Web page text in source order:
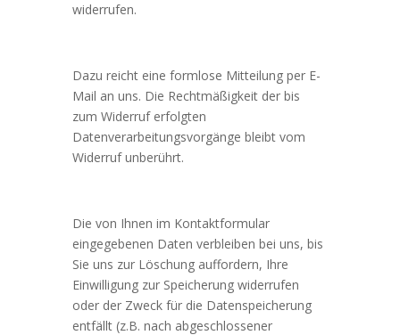
widerrufen.
Dazu reicht eine formlose Mitteilung per E-
Mail an uns. Die Rechtmäßigkeit der bis
zum Widerruf erfolgten
Datenverarbeitungsvorgänge bleibt vom
Widerruf unberührt.
Die von Ihnen im Kontaktformular
eingegebenen Daten verbleiben bei uns, bis
Sie uns zur Löschung auffordern, Ihre
Einwilligung zur Speicherung widerrufen
oder der Zweck für die Datenspeicherung
entfällt (z.B. nach abgeschlossener